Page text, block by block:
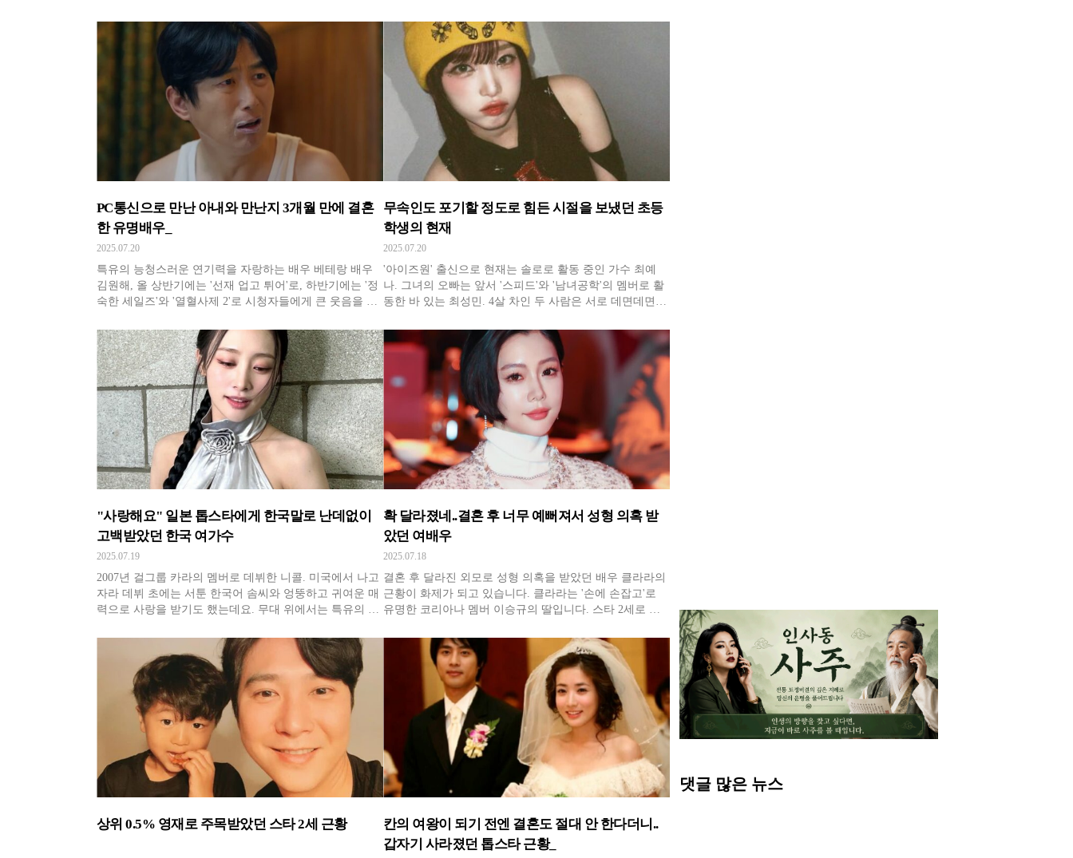
이목구미와 이국적인 외모를 자랑한 박재현은 '서프라이
즈'에서 미남 역할을 도맡아 하며 '재연계 장동건'이라는 별
명을 얻
인신고를 하지 않았기 때문에 법적으로는 미혼이었다는
것인데, 결혼보다 이혼 소식이 더 화제가 되었기 때문일
까? 명세빈은 이후 3
PC통신으로 만난 아내와 만난지 3개월 만에 결혼
한 유명배우_
2025.07.20
특유의 능청스러운 연기력을 자랑하는 배우 베테랑 배우
김원해, 올 상반기에는 '선재 업고 튀어'로, 하반기에는 '정
숙한 세일즈'와 '열혈사제 2'로 시청자들에게 큰 웃음을 선
동하던 중 류승룡, 장혁진, 서추자 등의 동료들과 함께
1997년 출범한 넌버벌 퍼포먼스인 '난타'의 원년 멤버로 활
약하게 됩니다.
무속인도 포기할 정도로 힘든 시절을 보냈던 초등
학생의 현재
2025.07.20
'아이즈원' 출신으로 현재는 솔로로 활동 중인 가수 최예
나. 그녀의 오빠는 앞서 '스피드'와 '남녀공학'의 멤버로 활
동한 바 있는 최성민. 4살 차인 두 사람은 서로 데면데면하
이 애틋한 것으로 유명한데, 이는 최예나가 어린 시절 소아
암의 일종인 림프종을 앓았던 것이 크다. 때문에 예나는 목
"사랑해요" 일본 톱스타에게 한국말로 난데없이
고백받았던 한국 여가수
2025.07.19
2007년 걸그룹 카라의 멤버로 데뷔한 니콜. 미국에서 나고
자라 데뷔 초에는 서툰 한국어 솜씨와 엉뚱하고 귀여운 매
력으로 사랑을 받기도 했는데요. 무대 위에서는 특유의 카
력의 소유자로, 카라에게 명성을 안겨준 2집 '미스터' 때부
터 그야말로 최고의 인기를 얻게 됩니다. 당시 유명 안무가
인 홍영주는 니콜에
확 달라졌네..결혼 후 너무 예뻐져서 성형 의혹 받
았던 여배우
2025.07.18
결혼 후 달라진 외모로 성형 의혹을 받았던 배우 클라라의
근황이 화제가 되고 있습니다. 클라라는 '손에 손잡고'로
유명한 코리아나 멤버 이승규의 딸입니다. 스타 2세로 이
화제가 됐죠. 드라마 '거침없니 하이킥'으로 처음 연기에
도전한 클라라는 '태희혜교지현이' '인연만들기' '맛있는 인
상위 0.5% 영재로 주목받았던 스타 2세 근황
칸의 여왕이 되기 전엔 결혼도 절대 안 한다더니..
갑자기 사라졌던 톱스타 근황_
댓글 많은 뉴스